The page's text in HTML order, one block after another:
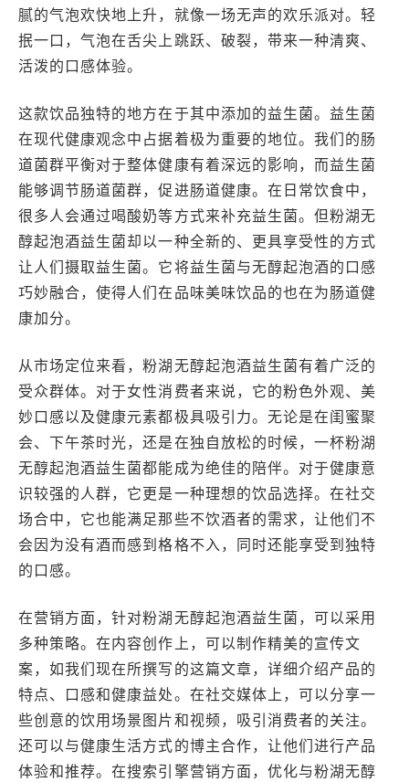
腻的气泡欢快地上升，就像一场无声的欢乐派对。轻
抿一口，气泡在舌尖上跳跃、破裂，带来一种清爽、
活泼的口感体验。
这款饮品独特的地方在于其中添加的益生菌。益生菌
在现代健康观念中占据着极为重要的地位。我们的肠
道菌群平衡对于整体健康有着深远的影响，而益生菌
能够调节肠道菌群，促进肠道健康。在日常饮食中，
很多人会通过喝酸奶等方式来补充益生菌。但粉湖无
醇起泡酒益生菌却以一种全新的、更具享受性的方式
让人们摄取益生菌。它将益生菌与无醇起泡酒的口感
巧妙融合，使得人们在品味美味饮品的也在为肠道健
康加分。
从市场定位来看，粉湖无醇起泡酒益生菌有着广泛的
受众群体。对于女性消费者来说，它的粉色外观、美
妙口感以及健康元素都极具吸引力。无论是在闺蜜聚
会、下午茶时光，还是在独自放松的时候，一杯粉湖
无醇起泡酒益生菌都能成为绝佳的陪伴。对于健康意
识较强的人群，它更是一种理想的饮品选择。在社交
场合中，它也能满足那些不饮酒者的需求，让他们不
会因为没有酒而感到格格不入，同时还能享受到独特
的口感。
在营销方面，针对粉湖无醇起泡酒益生菌，可以采用
多种策略。在内容创作上，可以制作精美的宣传文
案，如我们现在所撰写的这篇文章，详细介绍产品的
特点、口感和健康益处。在社交媒体上，可以分享一
些创意的饮用场景图片和视频，吸引消费者的关注。
还可以与健康生活方式的博主合作，让他们进行产品
体验和推荐。在搜索引擎营销方面，优化与粉湖无醇